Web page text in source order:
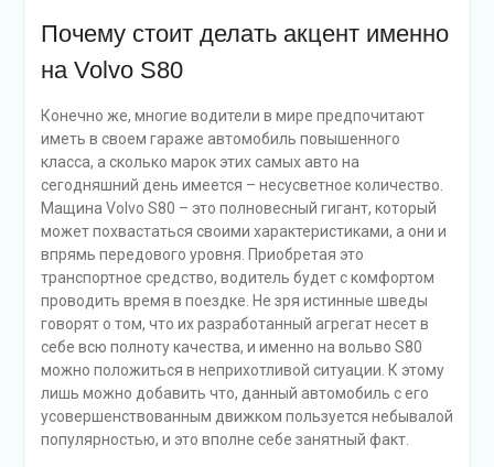
Почему стоит делать акцент именно
на Volvo S80
Конечно же, многие водители в мире предпочитают
иметь в своем гараже автомобиль повышенного
класса, а сколько марок этих самых авто на
сегодняшний день имеется – несусветное количество.
Мащина Volvo S80 – это полновесный гигант, который
может похвастаться своими характеристиками, а они и
впрямь передового уровня. Приобретая это
транспортное средство, водитель будет с комфортом
проводить время в поездке. Не зря истинные шведы
говорят о том, что их разработанный агрегат несет в
себе всю полноту качества, и именно на вольво S80
можно положиться в неприхотливой ситуации. К этому
лишь можно добавить что, данный автомобиль с его
усовершенствованным движком пользуется небывалой
популярностью, и это вполне себе занятный факт.